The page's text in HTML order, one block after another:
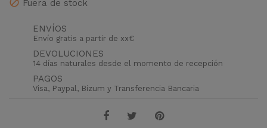
Fuera de stock
ENVÍOS
Envío gratis a partir de xx€
DEVOLUCIONES
14 días naturales desde el momento de recepción
PAGOS
Visa, Paypal, Bizum y Transferencia Bancaria